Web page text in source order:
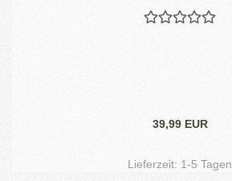
39,99 EUR
Lieferzeit: 1-5 Tagen